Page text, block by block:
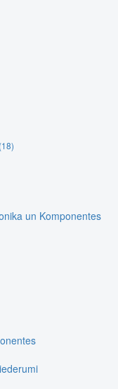
(18)
un Komponentes